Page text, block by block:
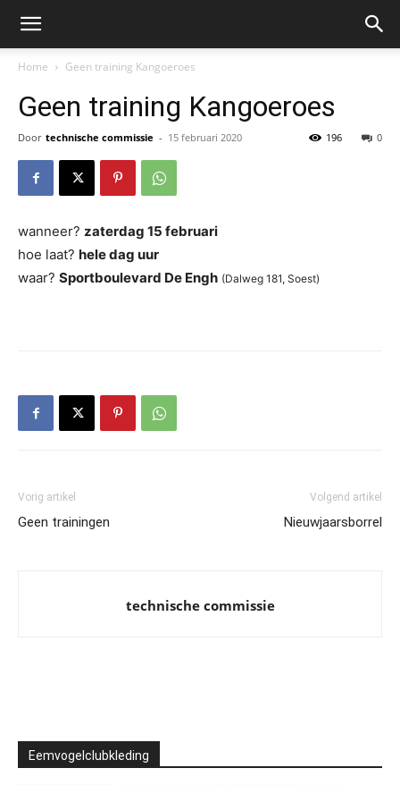
Home Geen training Kangoeroes
Geen training Kangoeroes
Door technische commissie - 15 februari 2020 0
196
wanneer? zaterdag 15 februari
hoe laat? hele dag uur
waar? Sportboulevard De Engh (Dalweg 181, Soest)
Vorig artikel
Geen trainingen
Volgend artikel
Nieuwjaarsborrel
technische commissie
Eemvogelclubkleding